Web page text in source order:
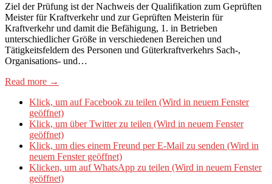
Ziel der Prüfung ist der Nachweis der Qualifikation zum Geprüften
Meister für Kraftverkehr und zur Geprüften Meisterin für
Kraftverkehr und damit die Befähigung, 1. in Betrieben
unterschiedlicher Größe in verschiedenen Bereichen und
Tätigkeitsfeldern des Personen und Güterkraftverkehrs Sach-,
Organisations- und…
Read more →
Klick, um auf Facebook zu teilen (Wird in neuem Fenster
geöffnet)
Klick, um über Twitter zu teilen (Wird in neuem Fenster
geöffnet)
Klick, um dies einem Freund per E-Mail zu senden (Wird in
neuem Fenster geöffnet)
Klicken, um auf WhatsApp zu teilen (Wird in neuem Fenster
geöffnet)